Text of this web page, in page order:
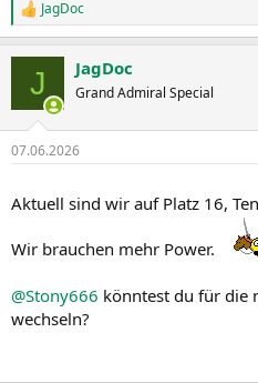
R
e
e
JagDoc
J JagDoc
Grand Admiral Special
07.06.2026
Aktuell sind wir auf Platz 16,
Wir brauchen mehr Power.
@Stony666 könntest du für die
wechseln?